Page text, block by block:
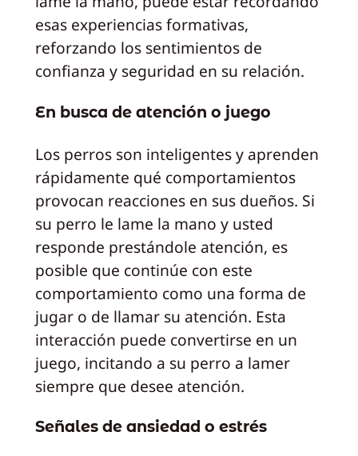
esas experiencias formativas,
reforzando los sentimientos de
confianza y seguridad en su relación.
En busca de atención o juego
Los perros son inteligentes y aprenden
rápidamente qué comportamientos
provocan reacciones en sus dueños. Si
su perro le lame la mano y usted
responde prestándole atención, es
posible que continúe con este
comportamiento como una forma de
jugar o de llamar su atención. Esta
interacción puede convertirse en un
juego, incitando a su perro a lamer
siempre que desee atención.
Señales de ansiedad o estrés